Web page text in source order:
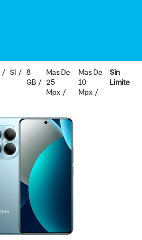
SI
8
GB
Mas De
25
Mpx
Mas De
10
Mpx
Sin
Limite